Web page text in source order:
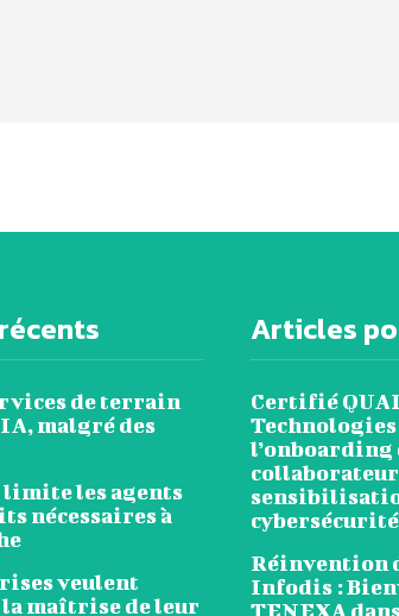
de terrain
malgré des
les agents
nécessaires à
veulent
maîtrise de leur
Articles
Certifié
l’onboarding
cybersécurité
Réinvention
Infodis :